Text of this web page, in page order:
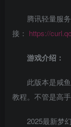
腾讯轻量服
接： https://
游戏介绍：
此版本是咸
教程。不管是高
2025最新梦